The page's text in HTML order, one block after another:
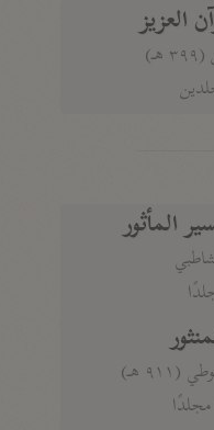
العزيز
المأثور
هـ)